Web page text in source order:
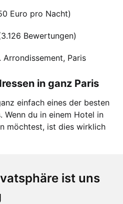
ist uns
Euro pro Nacht)
Bewertungen)
Arrondissement, Paris
in ganz Paris
einfach eines der besten
Wenn du in einem Hotel in
möchtest, ist dies wirklich
eine
das spürt man auch. Die
eingerichtet und der